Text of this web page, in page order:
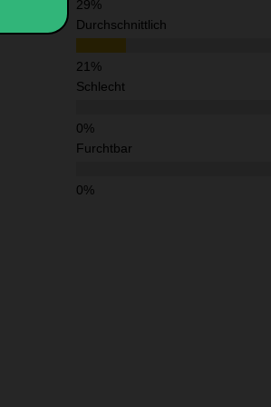
Durchschnittlich
Schlecht
Furchtbar